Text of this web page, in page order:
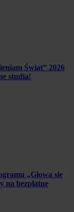
Świat” 2026
studia!
„Głowa się
na bezpłatne